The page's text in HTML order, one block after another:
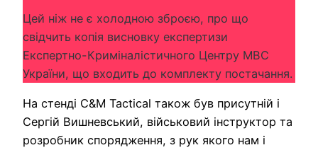
Цей ніж не є холодною зброєю, про що
свідчить копія висновку експертизи
Експертно-Криміналістичного Центру МВС
України, що входить до комплекту постачання.
На стенді C&M Tactical також був присутній і
Сергій Вишневський, військовий інструктор та
розробник спорядження, з рук якого нам і